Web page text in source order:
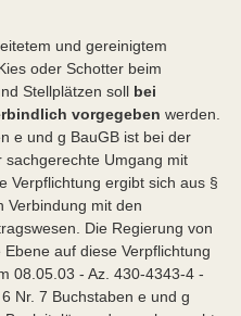
und gereinigtem
oder Schotter beim
Stellplätzen soll bei
vorgegeben werden.
e und g BauGB ist bei der
sachgerechte Umgang mit
Verpflichtung ergibt sich aus §
Verbindung mit den
Die Regierung von
auf diese Verpflichtung
08.05.03 - Az. 430-4343-4 -
Nr. 7 Buchstaben e und g